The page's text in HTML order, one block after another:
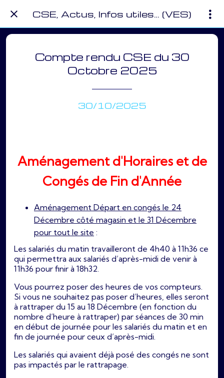
CSE, Actus, Infos utiles… (VES)
Compte rendu CSE du 30
Octobre 2025
30/10/2025
Aménagement d'Horaires et de
Congés de Fin d'Année
Aménagement Départ en congés le 24
Décembre côté magasin et le 31 Décembre
pour tout le site :
Les salariés du matin travailleront de 4h40 à 11h36 ce
qui permettra aux salariés d’après-midi de venir à
11h36 pour finir à 18h32.
Vous pourrez poser des heures de vos compteurs.
Si vous ne souhaitez pas poser d’heures, elles seront
à rattraper du 15 au 18 Décembre (en fonction du
nombre d’heure à rattraper) par séances de 30 min
en début de journée pour les salariés du matin et en
fin de journée pour ceux d’après-midi.
Les salariés qui avaient déjà posé des congés ne sont
pas impactés par le rattrapage.